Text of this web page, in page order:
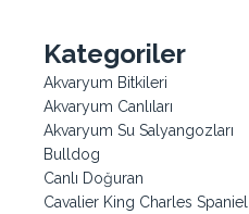
Kategoriler
Akvaryum Bitkileri
Akvaryum Canlıları
Akvaryum Su Salyangozları
Bulldog
Canlı Doğuran
Cavalier King Charles Spaniel